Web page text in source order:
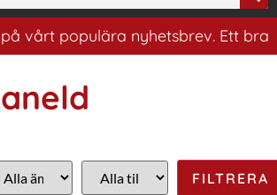
nyhetsbrev. Ett bra sätt att